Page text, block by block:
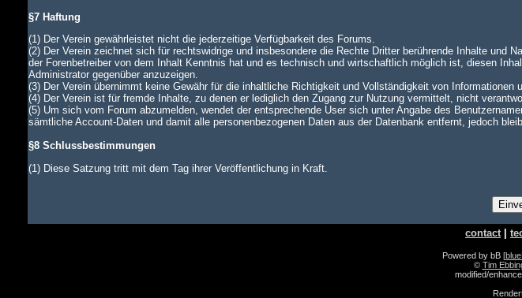
§7 Haftung
(1) Der Verein gewährleistet nicht die jederzeitige Verfügbarkeit des Forums.
(2) Der Verein zeichnet sich für rechtswidrige und insbesondere die Rechte Dritter berührende Inhalte und
der Forenbetreiber von dem Inhalt Kenntnis hat und es technisch und wirtschaftlich möglich ist, diesen
Administrator gegenüber anzuzeigen.
(3) Der Verein übernimmt keine Gewähr für die inhaltliche Richtigkeit und Vollständigkeit von
(4) Der Verein ist für fremde Inhalte, zu denen er lediglich den Zugang zur Nutzung vermittelt, nicht
(5) Um sich vom Forum abzumelden, wendet der entsprechende User sich unter Angabe des
sämtliche Account-Daten und damit alle personenbezogenen Daten aus der Datenbank entfernt, jedoch
§8 Schlussbestimmungen
(1) Diese Satzung tritt mit dem Tag ihrer Veröffentlichung in Kraft.
contact|
Powered by bB
© Tim
modified/